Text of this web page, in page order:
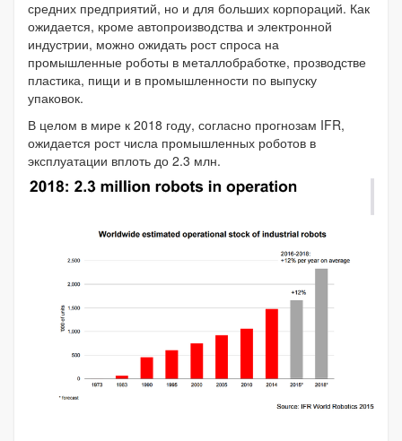
средних предприятий, но и для больших корпораций. Как
ожидается, кроме автопроизводства и электронной
индустрии, можно ожидать рост спроса на
промышленные роботы в металлобработке, прозводстве
пластика, пищи и в промышленности по выпуску
упаковок.
В целом в мире к 2018 году, согласно прогнозам IFR,
ожидается рост числа промышленных роботов в
эксплуатации вплоть до 2.3 млн.